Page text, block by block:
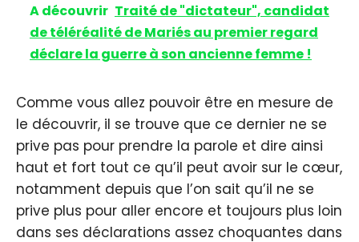
A découvrir Traité de "dictateur", candidat
de téléréalité de Mariés au premier regard
déclare la guerre à son ancienne femme !
Comme vous allez pouvoir être en mesure de
le découvrir, il se trouve que ce dernier ne se
prive pas pour prendre la parole et dire ainsi
haut et fort tout ce qu’il peut avoir sur le cœur,
notamment depuis que l’on sait qu’il ne se
prive plus pour aller encore et toujours plus loin
dans ses déclarations assez choquantes dans